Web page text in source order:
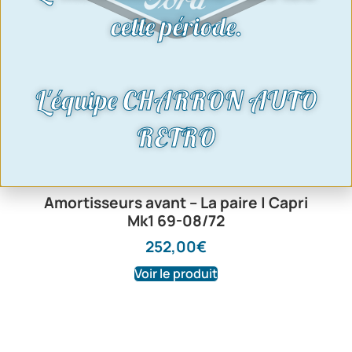
Amortisseurs avant – La paire | Capri
Mk1 69-08/72
252,00€
Voir le produit
cette période.
L'équipe CHARRON AUTO
RETRO